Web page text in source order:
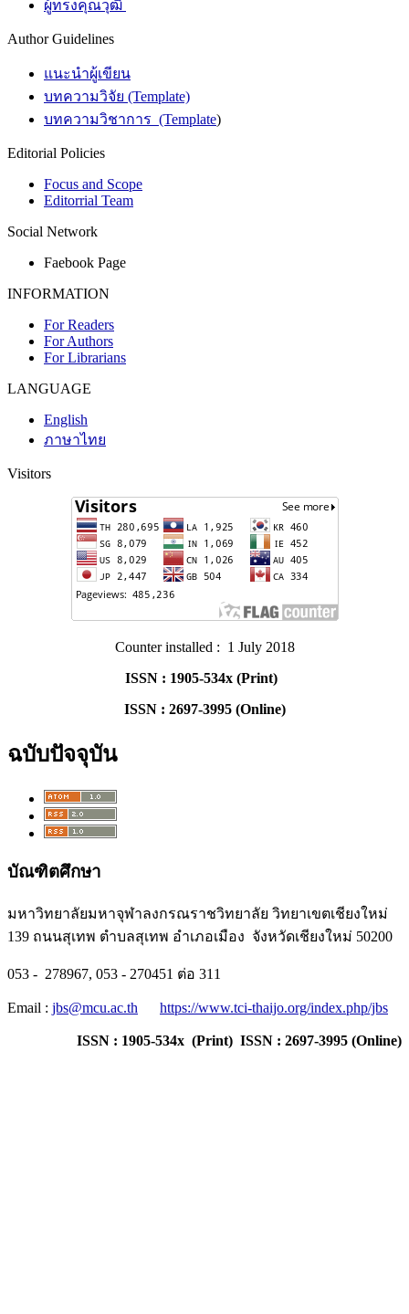
ผู้ทรงคุณวุฒิ
Author Guidelines
แนะนำผู้เขียน
บทความวิจัย (Template)
บทความวิชาการ (Template)
Editorial Policies
Focus and Scope
Editorrial Team
Social Network
Faebook Page
INFORMATION
For Readers
For Authors
For Librarians
LANGUAGE
English
ภาษาไทย
Visitors
Counter installed : 1 July 2018
ISSN : 1905-534x (Print)
ISSN : 2697-3995 (Online)
ฉบับปัจจุบัน
บัณฑิตศึกษา
มหาวิทยาลัยมหาจุฬาลงกรณราชวิทยาลัย วิทยาเขตเชียงใหม่
139 ถนนสุเทพ ตำบลสุเทพ อำเภอเมือง จังหวัดเชียงใหม่ 50200
053 - 278967, 053 - 270451 ต่อ 311
Email : jbs@mcu.ac.th https://www.tci-thaijo.org/index.php/jbs
ISSN : 1905-534x (Print) ISSN : 2697-3995 (Online)